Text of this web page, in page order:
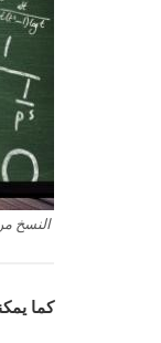
النسخ من
كما